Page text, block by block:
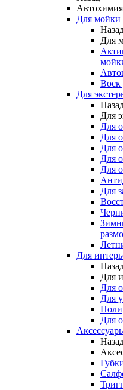
Автохимия
Для мойки
Для
Воск
Для
Для
Для
Для
Для
Для
Для
Для
Для
Для
Для
Для
Для